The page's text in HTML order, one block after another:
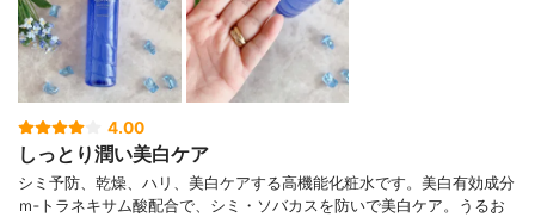
4.00
しっとり潤い美白ケア
シミ予防、乾燥、ハリ、美白ケアする高機能化粧水です。美白有効成分
ｍ‐トラネキサム酸配合で、シミ・ソバカスを防いで美白ケア。うるお